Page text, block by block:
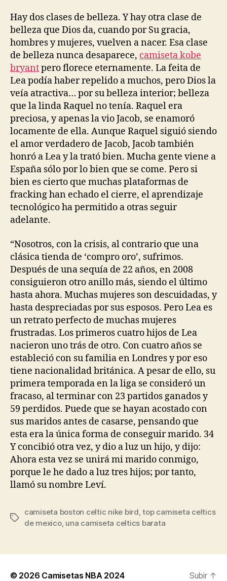
Hay dos clases de belleza. Y hay otra clase de
belleza que Dios da, cuando por Su gracia,
hombres y mujeres, vuelven a nacer. Esa clase
de belleza nunca desaparece, camiseta kobe
bryantpero florece eternamente. La feita de
Lea podía haber repelido a muchos, pero Dios la
veía atractiva… por su belleza interior; belleza
que la linda Raquel no tenía. Raquel era
preciosa, y apenas la vio Jacob, se enamoró
locamente de ella. Aunque Raquel siguió siendo
el amor verdadero de Jacob, Jacob también
honró a Lea y la trató bien. Mucha gente viene a
España sólo por lo bien que se come. Pero si
bien es cierto que muchas plataformas de
fracking han echado el cierre, el aprendizaje
tecnológico ha permitido a otras seguir
adelante.
“Nosotros, con la crisis, al contrario que una
clásica tienda de ‘compro oro’, sufrimos.
Después de una sequía de 22 años, en 2008
consiguieron otro anillo más, siendo el último
hasta ahora. Muchas mujeres son descuidadas, y
hasta despreciadas por sus esposos. Pero Lea es
un retrato perfecto de muchas mujeres
frustradas. Los primeros cuatro hijos de Lea
nacieron uno trás de otro. Con cuatro años se
estableció con su familia en Londres y por eso
tiene nacionalidad británica. A pesar de ello, su
primera temporada en la liga se consideró un
fracaso, al terminar con 23 partidos ganados y
59 perdidos. Puede que se hayan acostado con
sus maridos antes de casarse, pensando que
esta era la única forma de conseguir marido. 34
Y concibió otra vez, y dio a luz un hijo, y dijo:
Ahora esta vez se unirá mi marido conmigo,
porque le he dado a luz tres hijos; por tanto,
llamó su nombre Leví.
Etiquetas
camiseta boston celtic nike bird ,top camiseta celtics
de mexico, una camiseta celtics barata
© 2026 Camisetas NBA 2024 Subir ↑